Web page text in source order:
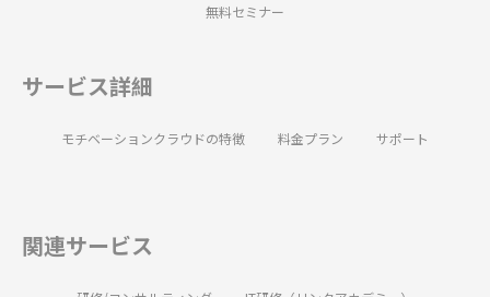
無料セミナー
サービス詳細
モチベーションクラウドの特徴 料金プラン サポート
関連サービス